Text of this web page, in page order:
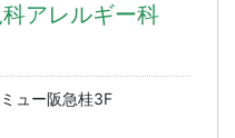
アレルギー科
ュー阪急桂3F